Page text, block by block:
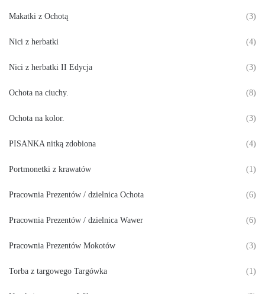
Makatki z Ochotą (3)
Nici z herbatki (4)
Nici z herbatki II Edycja (3)
Ochota na ciuchy. (8)
Ochota na kolor. (3)
PISANKA nitką zdobiona (4)
Portmonetki z krawatów (1)
Pracownia Prezentów / dzielnica Ochota (6)
Pracownia Prezentów / dzielnica Wawer (6)
Pracownia Prezentów Mokotów (3)
Torba z targowego Targówka (1)